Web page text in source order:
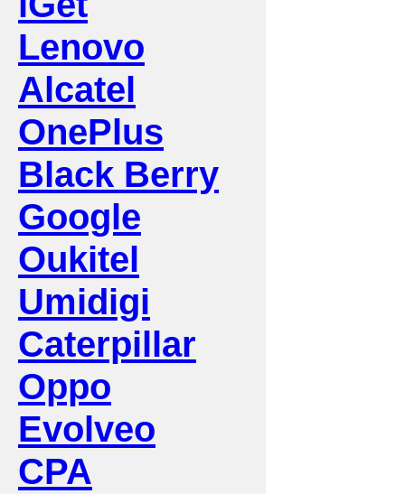
Lenovo
Alcatel
OnePlus
Black Berry
Google
Oukitel
Umidigi
Caterpillar
Oppo
Evolveo
CPA